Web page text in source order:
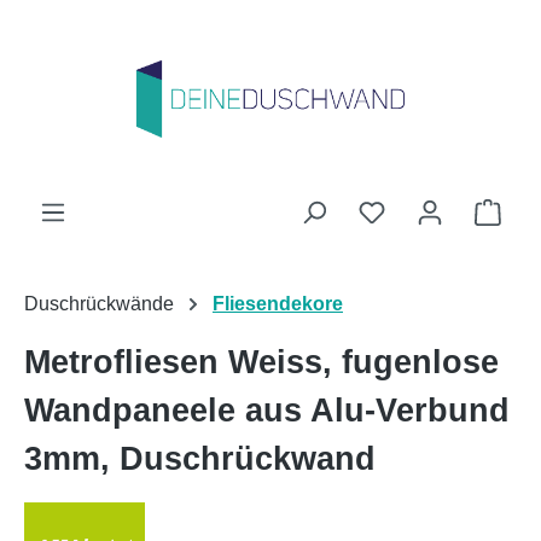
Du hast 0
Duschrückwände Fliesendekore
Metrofliesen Weiss, fugenlose
Wandpaneele aus Alu-Verbund
3mm, Duschrückwand